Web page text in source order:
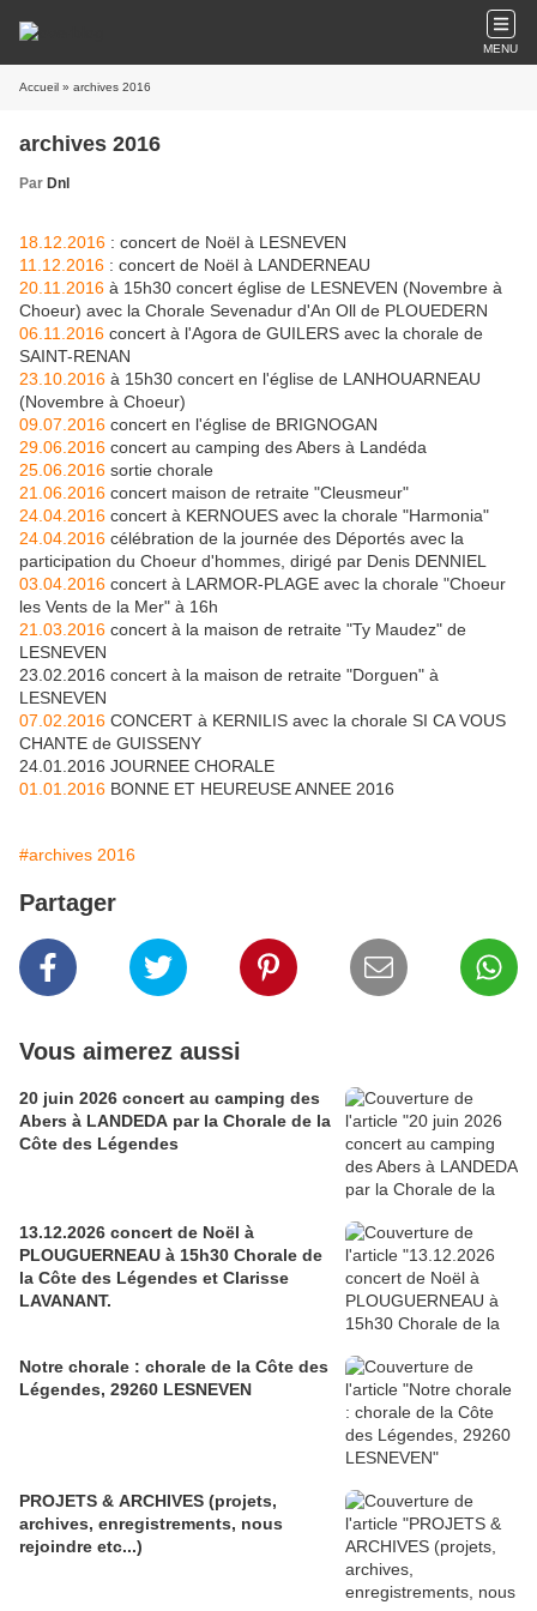
MENU
Accueil » archives 2016
archives 2016
Par Dnl
18.12.2016 : concert de Noël à LESNEVEN
11.12.2016 : concert de Noël à LANDERNEAU
20.11.2016 à 15h30 concert église de LESNEVEN (Novembre à
Choeur) avec la Chorale Sevenadur d'An Oll de PLOUEDERN
06.11.2016 concert à l'Agora de GUILERS avec la chorale de
SAINT-RENAN
23.10.2016 à 15h30 concert en l'église de LANHOUARNEAU
(Novembre à Choeur)
09.07.2016 concert en l'église de BRIGNOGAN
29.06.2016 concert au camping des Abers à Landéda
25.06.2016 sortie chorale
21.06.2016 concert maison de retraite "Cleusmeur"
24.04.2016 concert à KERNOUES avec la chorale "Harmonia"
24.04.2016 célébration de la journée des Déportés avec la
participation du Choeur d'hommes, dirigé par Denis DENNIEL
03.04.2016 concert à LARMOR-PLAGE avec la chorale "Choeur
les Vents de la Mer" à 16h
21.03.2016 concert à la maison de retraite "Ty Maudez" de
LESNEVEN
23.02.2016 concert à la maison de retraite "Dorguen" à
LESNEVEN
07.02.2016 CONCERT à KERNILIS avec la chorale SI CA VOUS
CHANTE de GUISSENY
24.01.2016 JOURNEE CHORALE
01.01.2016 BONNE ET HEUREUSE ANNEE 2016
#archives 2016
Partager
Vous aimerez aussi
20 juin 2026 concert au camping des
Abers à LANDEDA par la Chorale de la
Côte des Légendes
13.12.2026 concert de Noël à
PLOUGUERNEAU à 15h30 Chorale de
la Côte des Légendes et Clarisse
LAVANANT.
Notre chorale : chorale de la Côte des
Légendes, 29260 LESNEVEN
PROJETS & ARCHIVES (projets,
archives, enregistrements, nous
rejoindre etc...)